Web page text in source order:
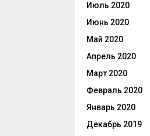
Июль 2020
Июнь 2020
Май 2020
Апрель 2020
Март 2020
Февраль 2020
Январь 2020
Декабрь 2019